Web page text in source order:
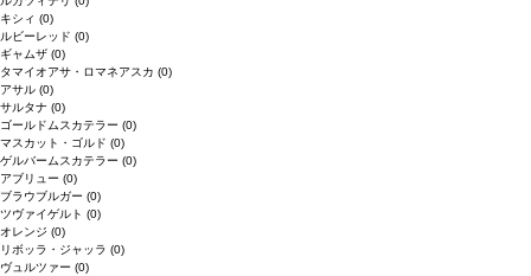
キシィ (0)
ルビーレッド (0)
ギャムザ (0)
タマイオアサ・ロマネアスカ (0)
アサル (0)
サルタナ (0)
ゴールドムスカテラー (0)
マスカット・ゴルド (0)
ゲルバームスカテラー (0)
アブリュー (0)
ブラウブルガー (0)
ツヴァイゲルト (0)
オレンジ (0)
リボッラ・ジャッラ (0)
ヴュルツァー (0)